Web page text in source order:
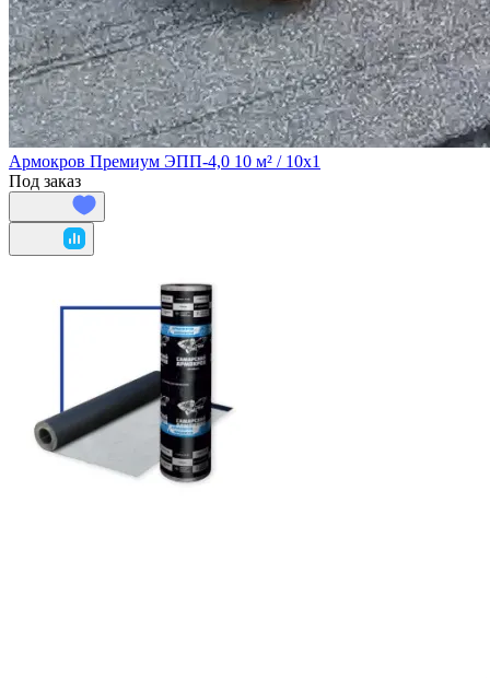
Армокров Премиум ЭПП-4,0 10 м² / 10х1
Под заказ